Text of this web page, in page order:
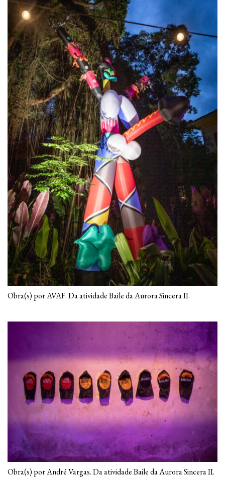
Obra(s) por AVAF. Da atividade Baile da Aurora Sincera II.
Obra(s) por André Vargas. Da atividade Baile da Aurora Sincera II.